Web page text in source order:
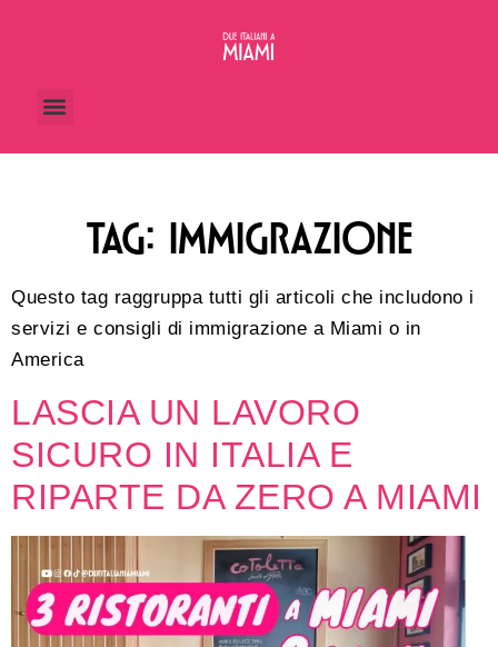
TAG: IMMIGRAZIONE
Questo tag raggruppa tutti gli articoli che includono i
servizi e consigli di immigrazione a Miami o in
America
LASCIA UN LAVORO
SICURO IN ITALIA E
RIPARTE DA ZERO A MIAMI